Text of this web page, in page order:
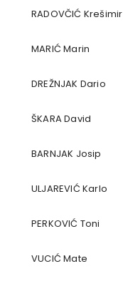
RADOVČIĆ Krešimir
MARIĆ Marin
DREŽNJAK Dario
ŠKARA David
BARNJAK Josip
ULJAREVIĆ Karlo
PERKOVIĆ Toni
VUCIĆ Mate